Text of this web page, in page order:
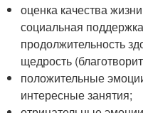
оценка качества
социальная
продолжительность
щедрость
положительные
интересные занятия;